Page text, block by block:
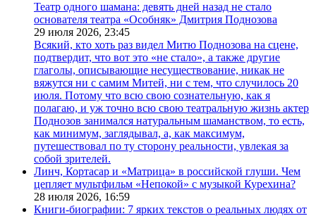
Театр одного шамана: девять дней назад не стало
основателя театра «Особняк» Дмитрия Поднозова
29 июля 2026, 23:45
Всякий, кто хоть раз видел Митю Поднозова на сцене,
подтвердит, что вот это «не стало», а также другие
глаголы, описывающие несуществование, никак не
вяжутся ни с самим Митей, ни с тем, что случилось 20
июля. Потому что всю свою сознательную, как я
полагаю, и уж точно всю свою театральную жизнь актер
Поднозов занимался натуральным шаманством, то есть,
как минимум, заглядывал, а, как максимум,
путешествовал по ту сторону реальности, увлекая за
собой зрителей.
Линч, Кортасар и «Матрица» в российской глуши. Чем
цепляет мультфильм «Непокой» с музыкой Курехина?
28 июля 2026, 16:59
Книги-биографии: 7 ярких текстов о реальных людях от